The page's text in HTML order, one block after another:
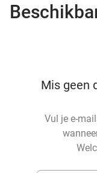
Mis geen
Vul je e-